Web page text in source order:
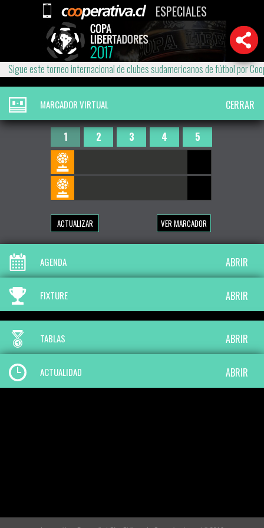
ESPECIALES
Sigue este torneo internacional de clubes sudamericanos de fútbol por
CERRAR
MARCADOR VIRTUAL
1 2 3 4 5
6 10
ACTUALIZAR VER MARCADOR
ABRIR
AGENDA
ABRIR
FIXTURE
ABRIR
TABLAS
ABRIR
ACTUALIDAD